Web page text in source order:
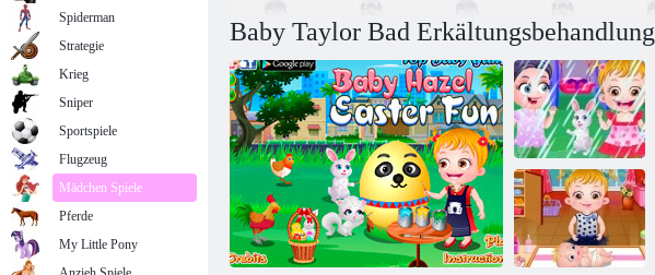
Baby Taylor Bad Erkältungsbehandlung
Baby-Hazel
erste Regen
Spiderman
Strategie
Krieg
Sniper
Sportspiele
Flugzeug
Mädchen Spiele
Pferde
My Little Pony